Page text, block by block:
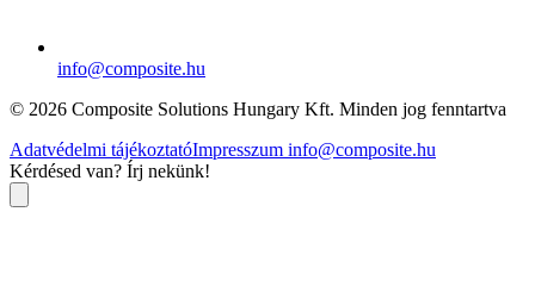
info@composite.hu
© 2026 Composite Solutions Hungary Kft. Minden jog fenntartva
Adatvédelmi tájékoztatóImpresszum info@composite.hu